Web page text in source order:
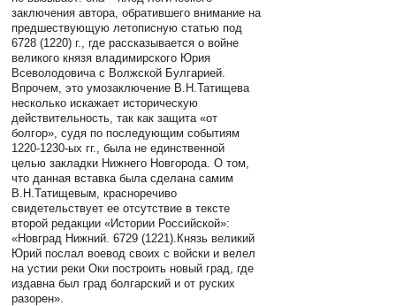
заключения автора, обратившего внимание на
предшествующую летописную статью под
6728 (1220) г., где рассказывается о войне
великого князя владимирского Юрия
Всеволодовича с Волжской Булгарией.
Впрочем, это умозаключение В.Н.Татищева
несколько искажает историческую
действительность, так как защита «от
болгор», судя по последующим событиям
1220-1230-ых гг., была не единственной
целью закладки Нижнего Новгорода. О том,
что данная вставка была сделана самим
В.Н.Татищевым, красноречиво
свидетельствует ее отсутствие в тексте
второй редакции «Истории Российской»:
«Новград Нижний. 6729 (1221).Князь великий
Юрий послал воевод своих с войски и велел
на устии реки Оки построить новый град, где
издавна был град болгарский и от руских
разорен».